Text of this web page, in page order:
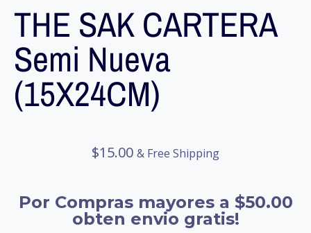
THE SAK CARTERA
Semi Nueva
(15X24CM)
$15.00 & Free Shipping
Por Compras mayores a $50.00
obten envio gratis!